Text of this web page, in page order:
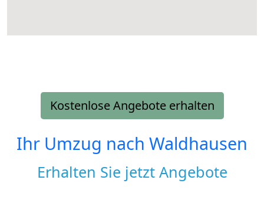
Kostenlose Angebote erhalten
Ihr Umzug nach Waldhausen
Erhalten Sie jetzt Angebote